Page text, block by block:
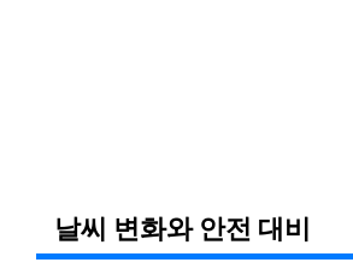
날씨 변화와 안전 대비